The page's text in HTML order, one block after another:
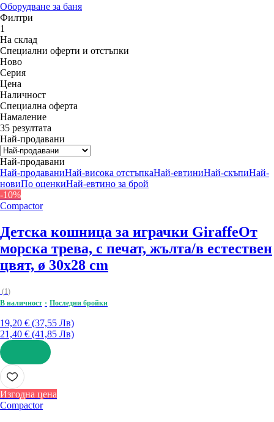
Оборудване за баня
Филтри
1
На склад
Специални оферти и отстъпки
Новo
Серия
Цена
Наличност
Специална оферта
Намаление
35 резултата
Най-продавани
Най-продавани
Най-продаваниНай-висока отстъпкаНай-евтиниНай-скъпиНай-
новиПо оценкиНай-евтино за брой
-10%
Compactor
Детска кошница за играчки GiraffeОт
морска трева, с печат, жълта/в естествен
цвят, ø 30x28 cm
(1)
В наличност
Последни бройки
19,20 € (37,55 Лв)
21,40 € (41,85 Лв)
ДОБАВИ
Изгодна цена
Compactor